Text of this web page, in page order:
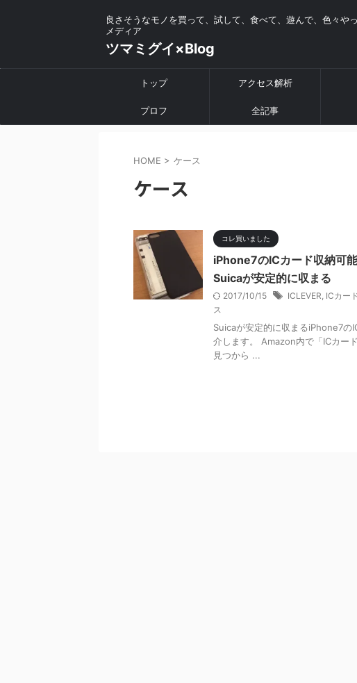
良さそうなモノを買って、試して、食べて、遊んで、色々や
メディア
ツマミグイ×Blog
トップ アクセス解析
プロフ 全記事
HOME > ケース
ケース
コレ買いました
iPhone7のICカード収納可
Suicaが安定的に収まる
2017/10/15 ICLEVER, ICカー
ス
Suicaが安定的に収まるiPhone7の
介します。 Amazon内で「ICカー
見つから ...